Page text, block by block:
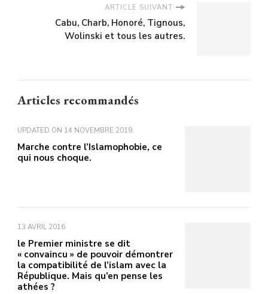
ARTICLE SUIVANT
Cabu, Charb, Honoré, Tignous,
Wolinski et tous les autres.
Articles recommandés
UPDATED ON 14 NOVEMBRE 2019
Marche contre l’Islamophobie, ce
qui nous choque.
13 AVRIL 2016
le Premier ministre se dit
« convaincu » de pouvoir démontrer
la compatibilité de l’islam avec la
République. Mais qu’en pense les
athées ?